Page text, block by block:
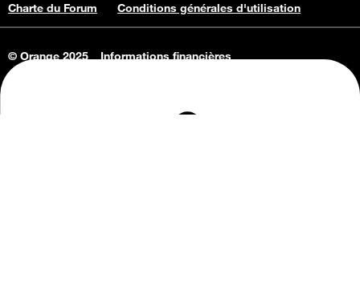
Charte du Forum Conditions générales d'utilisation
© Orange 2025
Informations financières